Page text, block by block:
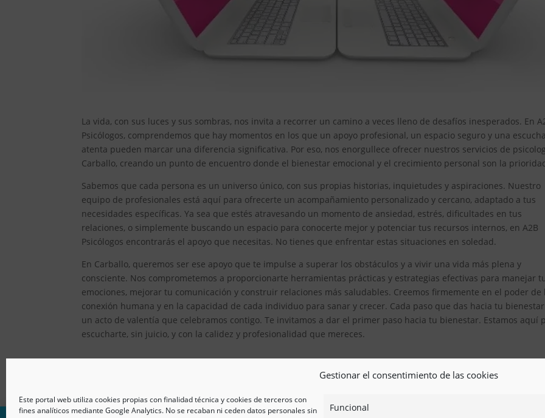
Gestionar el consentimiento de las cookies
Este portal web utiliza cookies propias con finalidad técnica y cookies de terceros con
fines analíticos mediante Google Analytics. No se recaban ni ceden datos personales sin
Funcional
La vida, con sus luces y sus sombras, nos invita a recorrer un camino a veces lleno de desafíos inesperados. En
Psicólogos, comprendemos que hay momentos en los que un apoyo profesional, un espacio seguro y una
atenta pueden marcar una diferencia significativa. Por eso, nos enorgullece ofrecer nuestros servicios de
Carballo, creando un punto de encuentro donde el bienestar emocional y el crecimiento personal son la
Sabemos que cada persona es un universo único, con sus propias historias, inquietudes y aspiraciones. Nuestro
equipo de profesionales está aquí para ofrecerte un acompañamiento personalizado y cercano, adaptado a tus
necesidades específicas. Ya sea que estés atravesando un momento de ansiedad, estrés, dificultades en tus
relaciones, o simplemente buscando un espacio para conocerte mejor y potenciar tus recursos internos, en A2B
Psicólogos encontrarás el apoyo que necesitas. No tienes que enfrentar estas situaciones en soledad.
En Carballo, queremos ser ese apoyo que te impulse a superar los obstáculos y a vivir una vida más plena y
consciente. Nos comprometemos a proporcionarte herramientas prácticas y estrategias efectivas para manejar
emociones, mejorar tu comunicación y construir relaciones más saludables. Creemos firmemente en el poder de
conexión humana y en la capacidad de cada individuo para sanar y crecer. Cada paso que das hacia tu
un acto de valentía que celebramos contigo. Te invitamos a dar el primer paso hacia tu bienestar. Estamos aquí
escucharte, sin juicio, y con la calidez y profesionalidad que mereces.